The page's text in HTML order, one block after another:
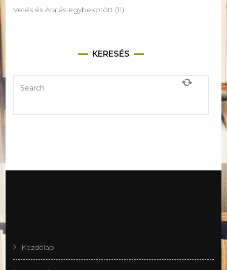
Vetés és Aratás egybekötött (11)
KERESÉS
Kezdőlap